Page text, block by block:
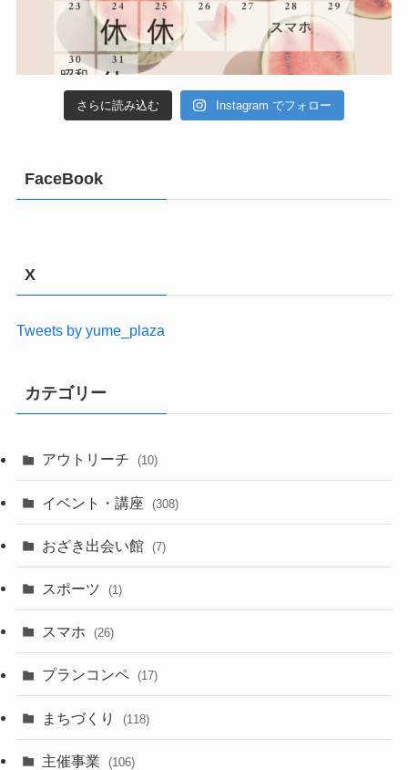
さらに読み込む Instagram でフォロー
FaceBook
X
Tweets by yume_plaza
カテゴリー
アウトリーチ (10)
イベント・講座 (308)
おざき出会い館 (7)
スポーツ (1)
スマホ (26)
プランコンペ (17)
まちづくり (118)
主催事業 (106)